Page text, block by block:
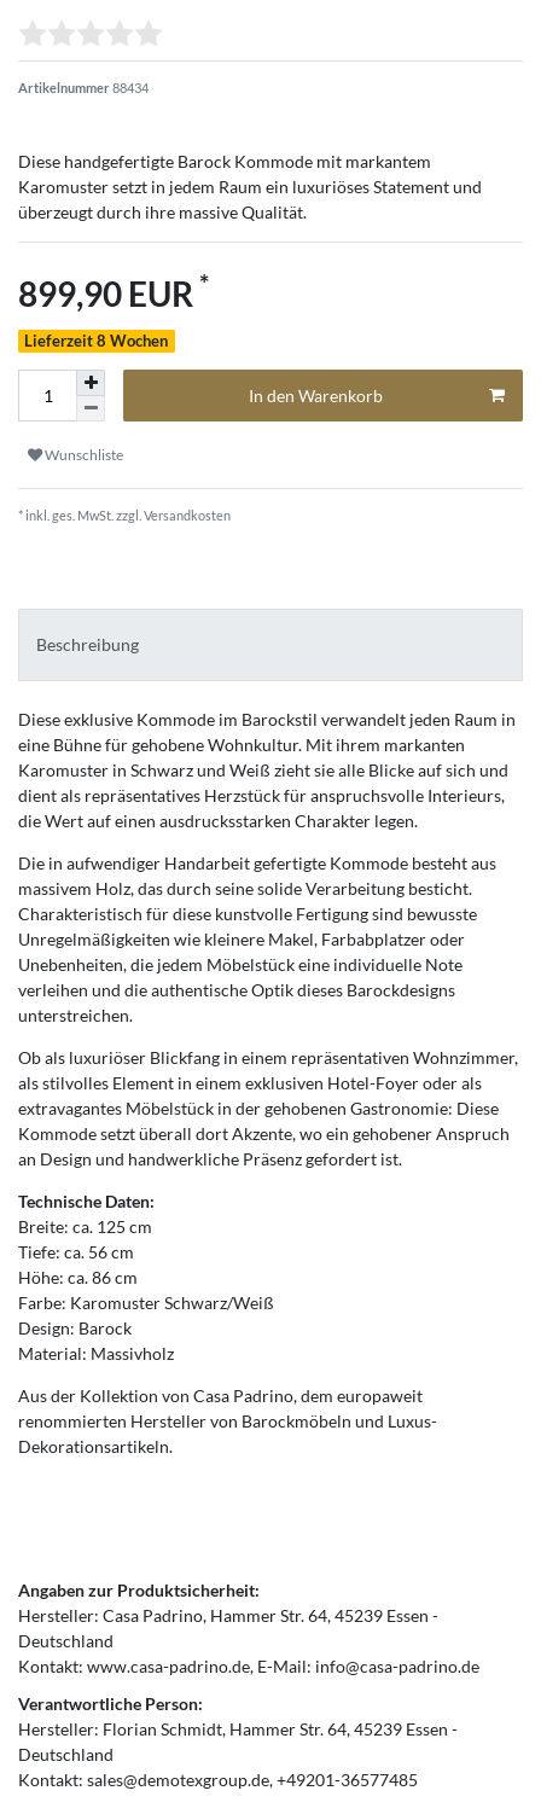
Artikelnummer88434
Diese handgefertigte Barock Kommode mit markantem
Karomuster setzt in jedem Raum ein luxuriöses Statement und
überzeugt durch ihre massive Qualität.
899,90 EUR *
Lieferzeit 8 Wochen
In den Warenkorb
Wunschliste
* inkl. ges. MwSt. zzgl. Versandkosten
Beschreibung
Diese exklusive Kommode im Barockstil verwandelt jeden Raum in
eine Bühne für gehobene Wohnkultur. Mit ihrem markanten
Karomuster in Schwarz und Weiß zieht sie alle Blicke auf sich und
dient als repräsentatives Herzstück für anspruchsvolle Interieurs,
die Wert auf einen ausdrucksstarken Charakter legen.
Die in aufwendiger Handarbeit gefertigte Kommode besteht aus
massivem Holz, das durch seine solide Verarbeitung besticht.
Charakteristisch für diese kunstvolle Fertigung sind bewusste
Unregelmäßigkeiten wie kleinere Makel, Farbabplatzer oder
Unebenheiten, die jedem Möbelstück eine individuelle Note
verleihen und die authentische Optik dieses Barockdesigns
unterstreichen.
Ob als luxuriöser Blickfang in einem repräsentativen Wohnzimmer,
als stilvolles Element in einem exklusiven Hotel-Foyer oder als
extravagantes Möbelstück in der gehobenen Gastronomie: Diese
Kommode setzt überall dort Akzente, wo ein gehobener Anspruch
an Design und handwerkliche Präsenz gefordert ist.
Technische Daten:
Breite: ca. 125 cm
Tiefe: ca. 56 cm
Höhe: ca. 86 cm
Farbe: Karomuster Schwarz/Weiß
Design: Barock
Material: Massivholz
Aus der Kollektion von Casa Padrino, dem europaweit
renommierten Hersteller von Barockmöbeln und Luxus-
Dekorationsartikeln.
Angaben zur Produktsicherheit:
Hersteller: Casa Padrino Hammer Str.64 45239 Essen
Deutschland
Kontakt: www.casa-padrino.de E-Mail: info@casa-padrino.de
Verantwortliche Person:
Hersteller: Florian Schmidt Hammer Str.64 45239 Essen
Deutschland
Kontakt: sales@demotexgroup.de +49201-36577485